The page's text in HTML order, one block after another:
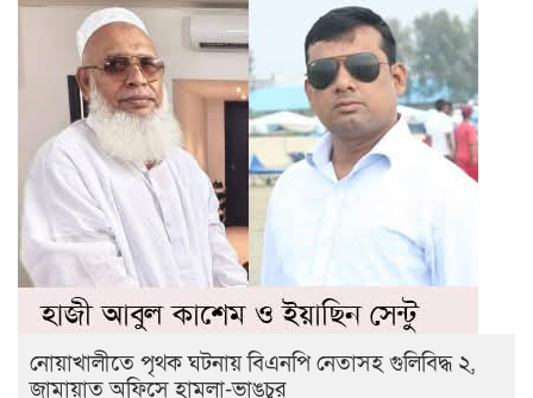
নোয়াখালীতে পৃথক ঘটনায় বিএনপি নেতাসহ গুলিবিদ্ধ ২,
জামায়াত অফিসে হামলা-ভাঙচুর